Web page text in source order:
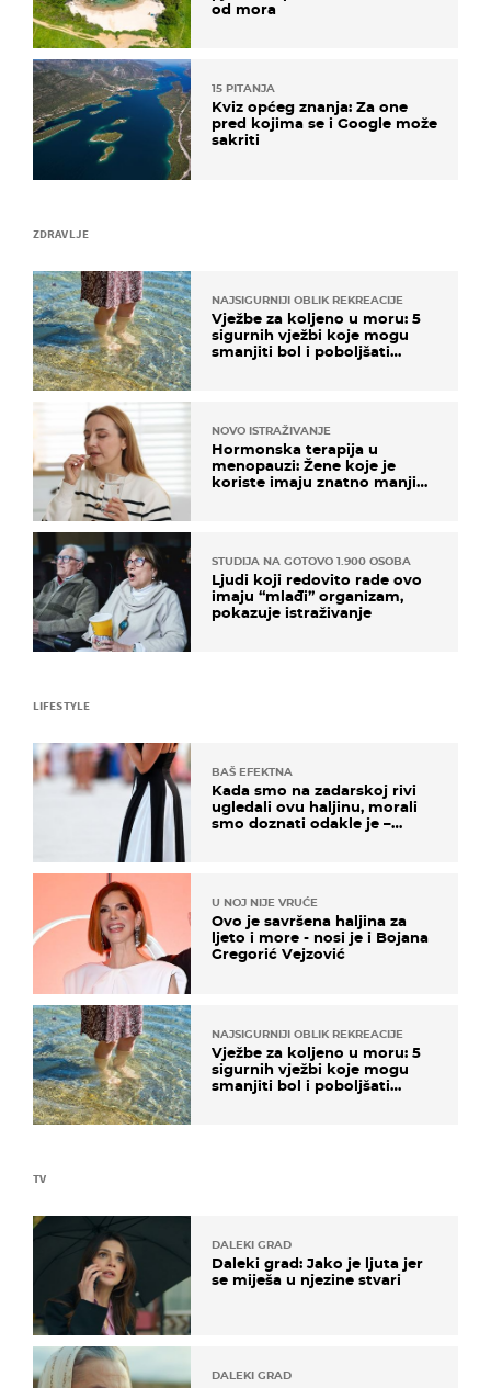
ZDRAVLJE
NAJSIGURNIJI OBLIK REKREACIJE
Vježbe za koljeno u moru: 5
sigurnih vježbi koje mogu
smanjiti bol i poboljšati
NOVO ISTRAŽIVANJE
Hormonska terapija u
menopauzi: Žene koje je
koriste imaju znatno manji
STUDIJA NA GOTOVO 1.900 OSOBA
Ljudi koji redovito rade ovo
imaju “mlađi” organizam,
pokazuje istraživanje
TV
DALEKI GRAD
Daleki grad: Jako je ljuta jer
se miješa u njezine stvari
DALEKI GRAD
od mora
15 PITANJA
Kviz općeg znanja: Za one
pred kojima se i Google može
sakriti
LIFESTYLE
BAŠ EFEKTNA
Kada smo na zadarskoj rivi
ugledali ovu haljinu, morali
smo doznati odakle je –
U NOJ NIJE VRUĆE
Ovo je savršena haljina za
ljeto i more - nosi je i Bojana
Gregorić Vejzović
NAJSIGURNIJI OBLIK REKREACIJE
Vježbe za koljeno u moru: 5
sigurnih vježbi koje mogu
smanjiti bol i poboljšati